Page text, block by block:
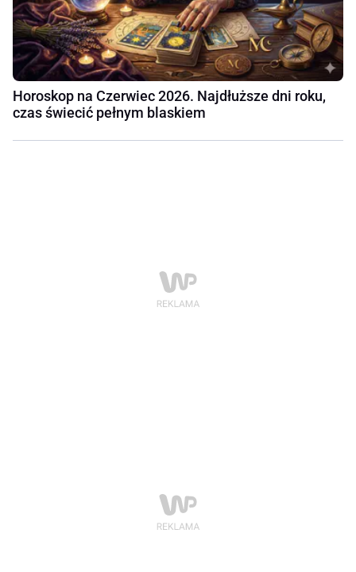
Horoskop na Czerwiec 2026. Najdłuższe dni roku,
czas świecić pełnym blaskiem